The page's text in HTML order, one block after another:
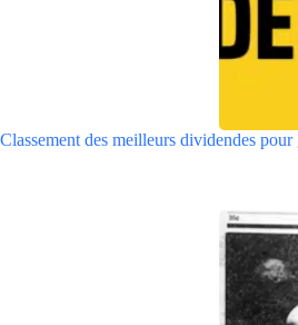
Classement des meilleurs dividendes